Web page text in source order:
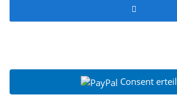
Consent